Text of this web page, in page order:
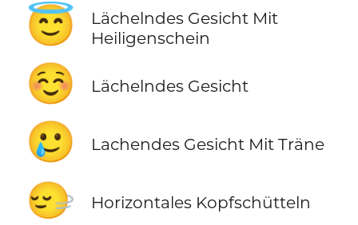
😇
Lächelndes Gesicht Mit
Heiligenschein
☺️ Lächelndes Gesicht
🥲 Lachendes Gesicht Mit Träne
🙂‍↔️ Horizontales Kopfschütteln